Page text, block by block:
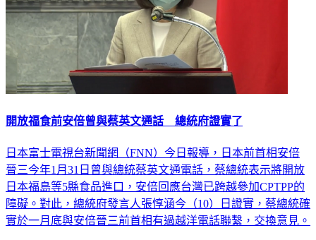
日本富士電視台新聞網（FNN）今日報導，日本前首相安倍
晉三今年1月31日曾與總統蔡英文通電話，蔡總統表示將開放
日本福島等5縣食品進口，安倍回應台灣已跨越參加CPTPP的
障礙。對此，總統府發言人張惇涵今（10）日證實，蔡總統確